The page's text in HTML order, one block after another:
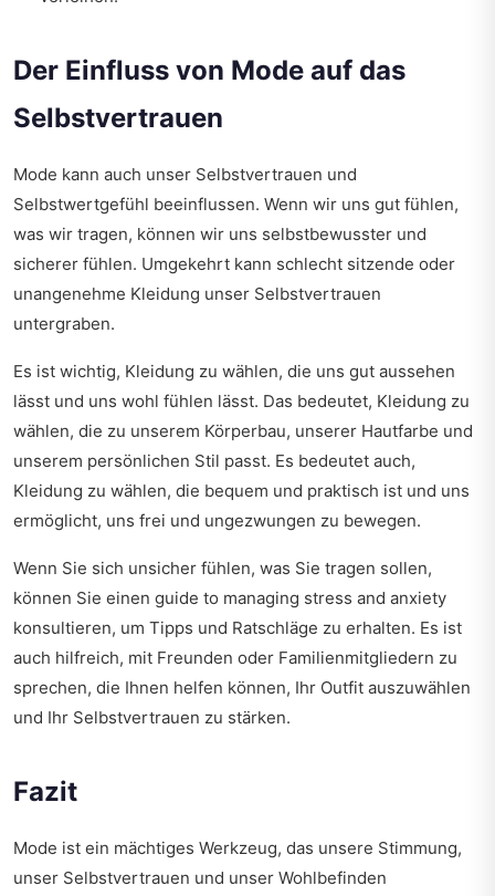
Der Einfluss von Mode auf das
Selbstvertrauen
Mode kann auch unser Selbstvertrauen und
Selbstwertgefühl beeinflussen. Wenn wir uns gut fühlen,
was wir tragen, können wir uns selbstbewusster und
sicherer fühlen. Umgekehrt kann schlecht sitzende oder
unangenehme Kleidung unser Selbstvertrauen
untergraben.
Es ist wichtig, Kleidung zu wählen, die uns gut aussehen
lässt und uns wohl fühlen lässt. Das bedeutet, Kleidung zu
wählen, die zu unserem Körperbau, unserer Hautfarbe und
unserem persönlichen Stil passt. Es bedeutet auch,
Kleidung zu wählen, die bequem und praktisch ist und uns
ermöglicht, uns frei und ungezwungen zu bewegen.
Wenn Sie sich unsicher fühlen, was Sie tragen sollen,
können Sie einen guide to managing stress and anxiety
konsultieren, um Tipps und Ratschläge zu erhalten. Es ist
auch hilfreich, mit Freunden oder Familienmitgliedern zu
sprechen, die Ihnen helfen können, Ihr Outfit auszuwählen
und Ihr Selbstvertrauen zu stärken.
Fazit
Mode ist ein mächtiges Werkzeug, das unsere Stimmung,
unser Selbstvertrauen und unser Wohlbefinden